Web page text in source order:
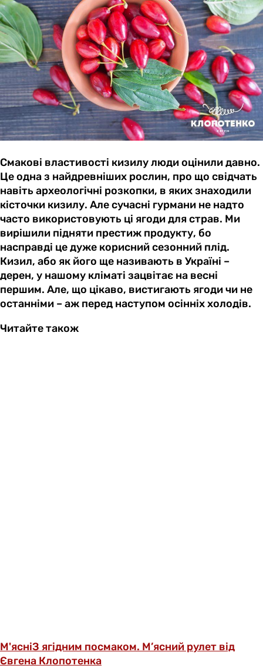
Смакові властивості кизилу люди оцінили давно.
Це одна з найдревніших рослин, про що свідчать
навіть археологічні розкопки, в яких знаходили
кісточки кизилу. Але сучасні гурмани не надто
часто використовують ці ягоди для страв. Ми
вирішили підняти престиж продукту, бо
насправді це дуже корисний сезонний плід.
Кизил, або як його ще називають в Україні –
дерен, у нашому кліматі зацвітає на весні
першим. Але, що цікаво, вистигають ягоди чи не
останніми – аж перед наступом осінніх холодів.
Читайте також
М'ясніЗ ягідним посмаком. М’ясний рулет від
Євгена Клопотенка